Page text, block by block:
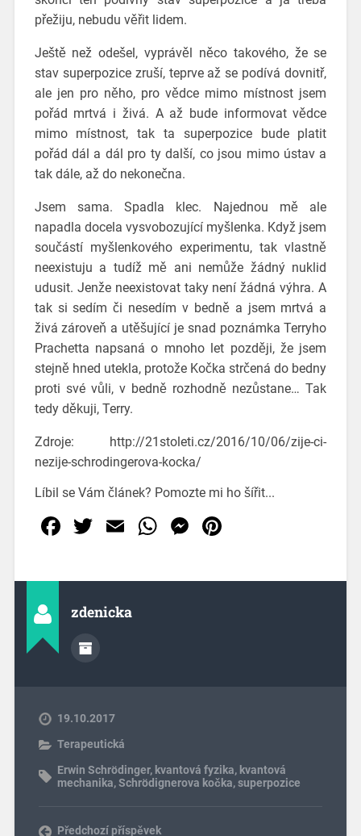
přežiju, nebudu věřit lidem.
Ještě než odešel, vyprávěl něco takového, že se
stav superpozice zruší, teprve až se podívá dovnitř,
ale jen pro něho, pro vědce mimo místnost jsem
pořád mrtvá i živá. A až bude informovat vědce
mimo místnost, tak ta superpozice bude platit
pořád dál a dál pro ty další, co jsou mimo ústav a
tak dále, až do nekonečna.
Jsem sama. Spadla klec. Najednou mě ale
napadla docela vysvobozující myšlenka. Když jsem
součástí myšlenkového experimentu, tak vlastně
neexistuju a tudíž mě ani nemůže žádný nuklid
udusit. Jenže neexistovat taky není žádná výhra. A
tak si sedím či nesedím v bedně a jsem mrtvá a
živá zároveň a utěšující je snad poznámka Terryho
Prachetta napsaná o mnoho let později, že jsem
stejně hned utekla, protože Kočka strčená do bedny
proti své vůli, v bedně rozhodně nezůstane… Tak
tedy děkuji, Terry.
Zdroje: http://21stoleti.cz/2016/10/06/zije-ci-
nezije-schrodingerova-kocka/
Líbil se Vám článek? Pomozte mi ho šířit...
Facebook
Twitter
EmailWhatsApp
Messenger
zdenicka
19.10.2017
Terapeutická
Erwin Schrödinger, kvantová fyzika, kvantová
mechanika,Schrödignerova kočka,superpozice
Předchozí příspěvek